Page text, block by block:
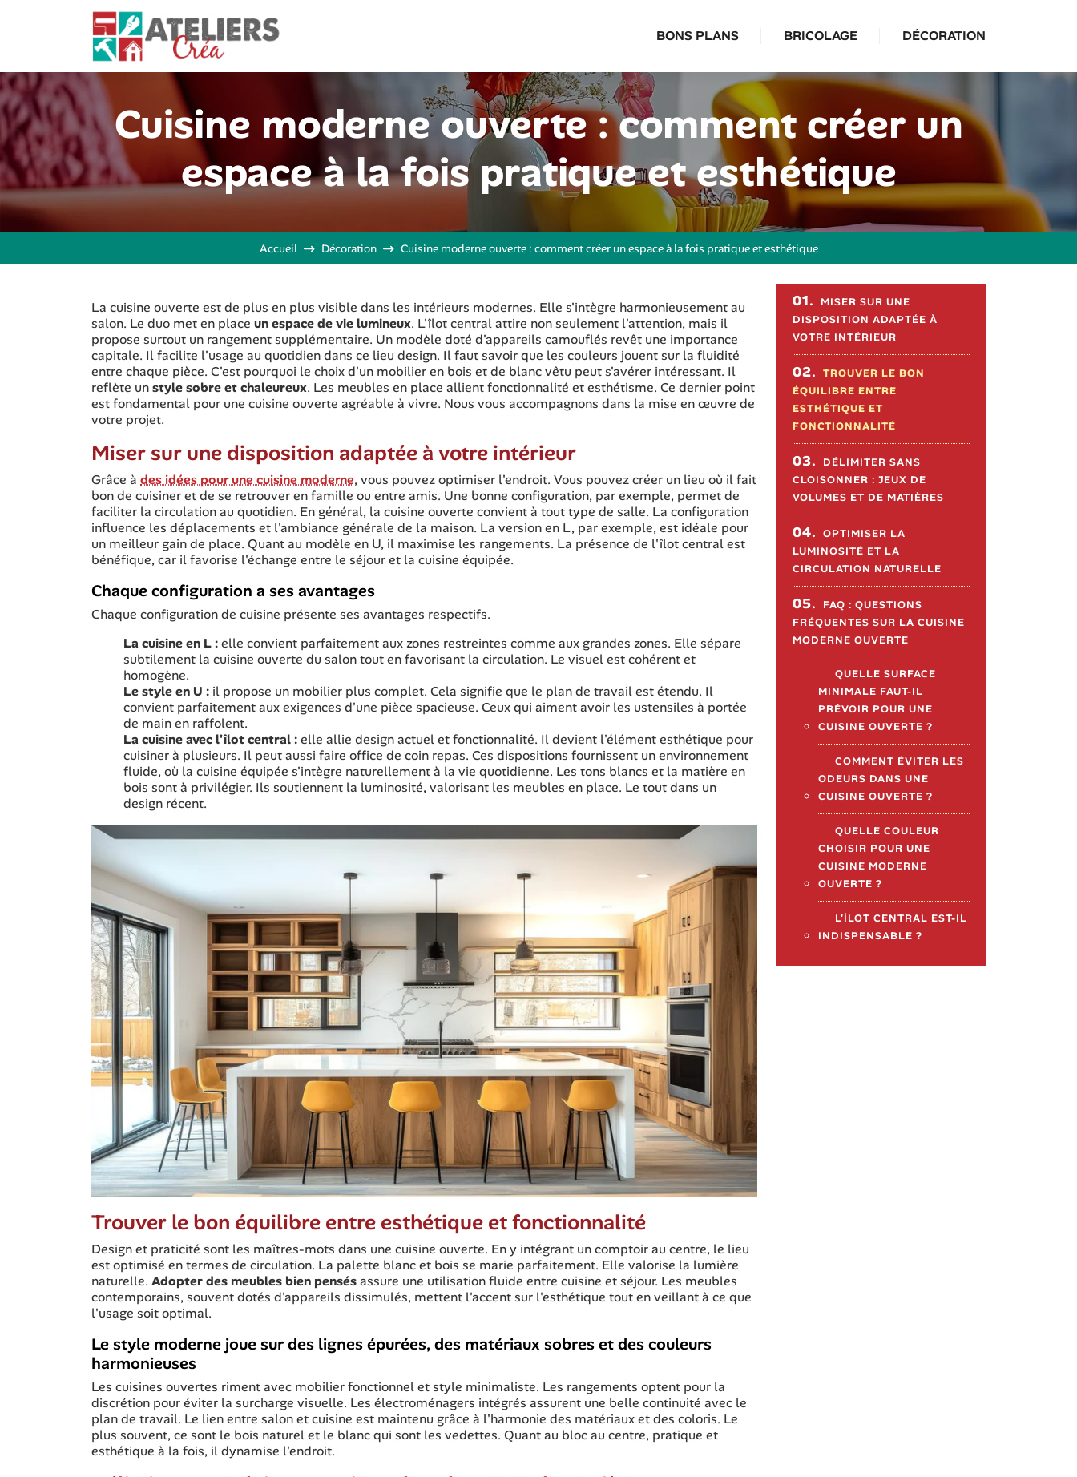
BONS PLANS BRICOLAGE DÉCORATION
Cuisine moderne ouverte : comment créer un
espace à la fois pratique et esthétique
Accueil Décoration Cuisine moderne ouverte : comment créer un espace à la fois pratique et esthétique
La cuisine ouverte est de plus en plus visible dans les intérieurs modernes. Elle s'intègre harmonieusement au
salon. Le duo met en place un espace de vie lumineux. L'îlot central attire non seulement l'attention, mais il
propose surtout un rangement supplémentaire. Un modèle doté d'appareils camouflés revêt une importance
capitale. Il facilite l'usage au quotidien dans ce lieu design. Il faut savoir que les couleurs jouent sur la fluidité
entre chaque pièce. C'est pourquoi le choix d'un mobilier en bois et de blanc vêtu peut s'avérer intéressant. Il
reflète unstyle sobre et chaleureux. Les meubles en place allient fonctionnalité et esthétisme. Ce dernier point
est fondamental pour une cuisine ouverte agréable à vivre. Nous vous accompagnons dans la mise en œuvre de
votre projet.
Miser sur une disposition adaptée à votre intérieur
Grâce à des idées pour une cuisine moderne, vous pouvez optimiser l'endroit. Vous pouvez créer un lieu où il fait
bon de cuisiner et de se retrouver en famille ou entre amis. Une bonne configuration, par exemple, permet de
faciliter la circulation au quotidien. En général, la cuisine ouverte convient à tout type de salle. La configuration
influence les déplacements et l'ambiance générale de la maison. La version en L, par exemple, est idéale pour
un meilleur gain de place. Quant au modèle en U, il maximise les rangements. La présence de l'îlot central est
bénéfique, car il favorise l'échange entre le séjour et la cuisine équipée.
Chaque configuration a ses avantages
Chaque configuration de cuisine présente ses avantages respectifs.
La cuisine en L :elle convient parfaitement aux zones restreintes comme aux grandes zones. Elle sépare
subtilement la cuisine ouverte du salon tout en favorisant la circulation. Le visuel est cohérent et
homogène.
Le style en U : il propose un mobilier plus complet. Cela signifie que le plan de travail est étendu. Il
convient parfaitement aux exigences d'une pièce spacieuse. Ceux qui aiment avoir les ustensiles à portée
de main en raffolent.
La cuisine avec l'îlot central :elle allie design actuel et fonctionnalité. Il devient l'élément esthétique pour
cuisiner à plusieurs. Il peut aussi faire office de coin repas. Ces dispositions fournissent un environnement
fluide, où la cuisine équipée s'intègre naturellement à la vie quotidienne. Les tons blancs et la matière en
bois sont à privilégier. Ils soutiennent la luminosité, valorisant les meubles en place. Le tout dans un
design récent.
Trouver le bon équilibre entre esthétique et fonctionnalité
Design et praticité sont les maîtres-mots dans une cuisine ouverte. En y intégrant un comptoir au centre, le lieu
est optimisé en termes de circulation. La palette blanc et bois se marie parfaitement. Elle valorise la lumière
naturelle. Adopter des meubles bien pensésassure une utilisation fluide entre cuisine et séjour. Les meubles
contemporains, souvent dotés d'appareils dissimulés, mettent l'accent sur l'esthétique tout en veillant à ce que
l'usage soit optimal.
Le style moderne joue sur des lignes épurées, des matériaux sobres et des couleurs
harmonieuses
Les cuisines ouvertes riment avec mobilier fonctionnel et style minimaliste. Les rangements optent pour la
discrétion pour éviter la surcharge visuelle. Les électroménagers intégrés assurent une belle continuité avec le
plan de travail. Le lien entre salon et cuisine est maintenu grâce à l'harmonie des matériaux et des coloris. Le
plus souvent, ce sont le bois naturel et le blanc qui sont les vedettes. Quant au bloc au centre, pratique et
esthétique à la fois, il dynamise l'endroit.
Sommaire de l'article
01.
MISER SUR UNE
DISPOSITION ADAPTÉE À
VOTRE INTÉRIEUR
02. TROUVER LE BON
ÉQUILIBRE ENTRE
ESTHÉTIQUE ET
FONCTIONNALITÉ
03.
DÉLIMITER SANS
CLOISONNER : JEUX DE
VOLUMES ET DE MATIÈRES
04. OPTIMISER LA
LUMINOSITÉ ET LA
CIRCULATION NATURELLE
05.
FAQ : QUESTIONS
FRÉQUENTES SUR LA CUISINE
MODERNE OUVERTE
QUELLE SURFACE
MINIMALE FAUT-IL
PRÉVOIR POUR UNE
CUISINE OUVERTE ?
COMMENT ÉVITER LES
ODEURS DANS UNE
CUISINE OUVERTE ?
QUELLE COULEUR
CHOISIR POUR UNE
CUISINE MODERNE
OUVERTE ?
L'ÎLOT CENTRAL EST-IL
INDISPENSABLE ?